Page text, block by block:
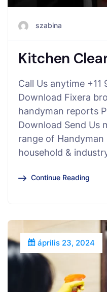
szabina
Kitchen
Call Us anytime +11
Download Fixera
handyman reports
Download Send Us
range of Handyman
household &
Continue Reading
április 23, 2024